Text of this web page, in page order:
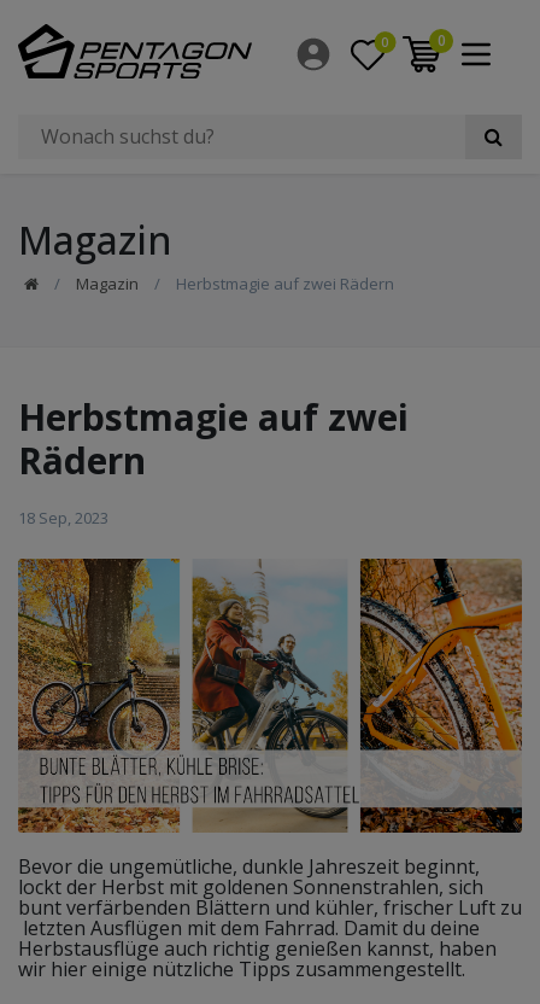
0 0
Magazin
Magazin Herbstmagie auf zwei Rädern
Herbstmagie auf zwei
Rädern
18 Sep, 2023
Bevor die ungemütliche, dunkle Jahreszeit beginnt,
lockt der Herbst mit goldenen Sonnenstrahlen, sich
bunt verfärbenden Blättern und kühler, frischer Luft zu
letzten Ausflügen mit dem Fahrrad. Damit du deine
Herbstausflüge auch richtig genießen kannst, haben
wir hier einige nützliche Tipps zusammengestellt.